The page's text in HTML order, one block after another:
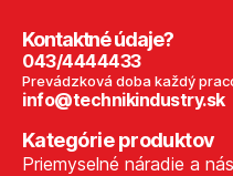
Kontaktné údaje?
043/4444433
Prevádzková doba každý
info@technikindustry.sk
Kategórie produktov
Priemyselné náradie a